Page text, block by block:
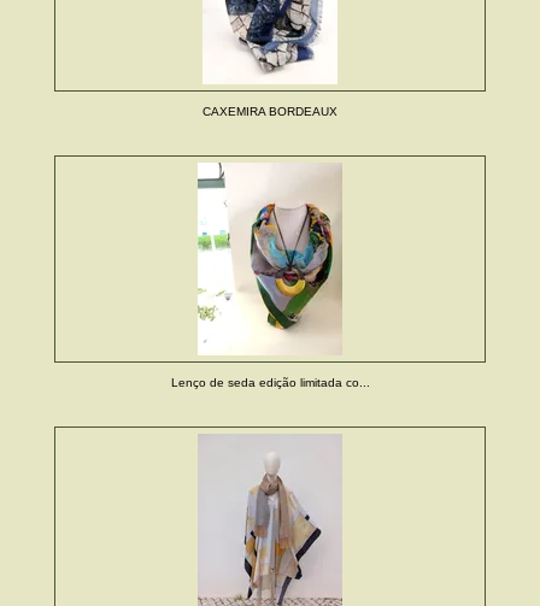
CAXEMIRA BORDEAUX
Lenço de seda edição limitada co...